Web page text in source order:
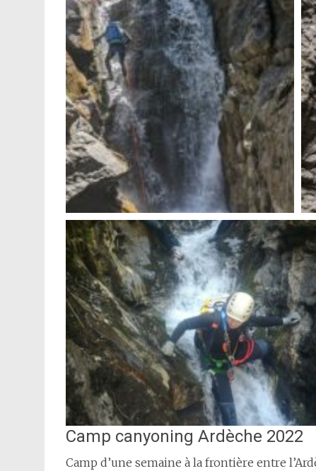
Camp canyoning Ardèche 2022
Camp d’une semaine à la frontière entre